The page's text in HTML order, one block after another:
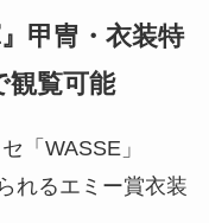
甲冑・衣装特
覧可能
「WASSE」
れるエミー賞衣装